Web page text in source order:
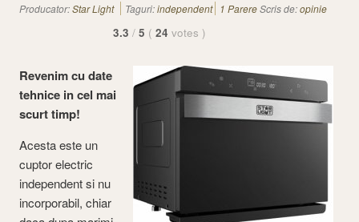
Producator:Star Light Taguri:independent 1 ParereScris de:opinie
3.3 / 5 ( 24 votes )
Revenim cu date
tehnice in cel mai
scurt timp!
Acesta este un
cuptor electric
independent si nu
incorporabil, chiar